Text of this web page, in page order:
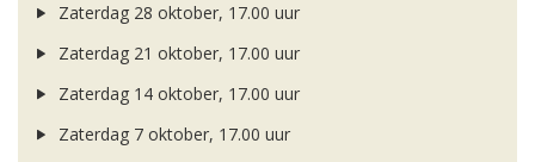
Zaterdag 28 oktober, 17.00 uur
Zaterdag 21 oktober, 17.00 uur
Zaterdag 14 oktober, 17.00 uur
Zaterdag 7 oktober, 17.00 uur